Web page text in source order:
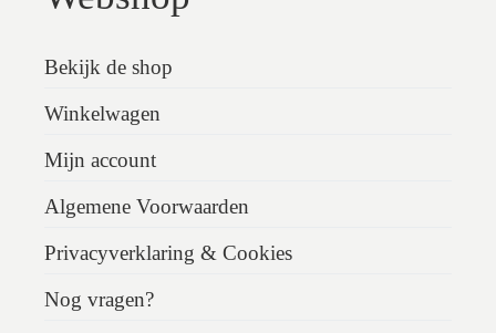
Bekijk de shop
Winkelwagen
Mijn account
Algemene Voorwaarden
Privacyverklaring & Cookies
Nog vragen?